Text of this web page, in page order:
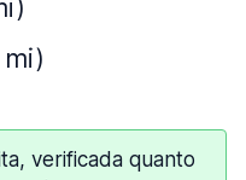
mi)
verificada quanto